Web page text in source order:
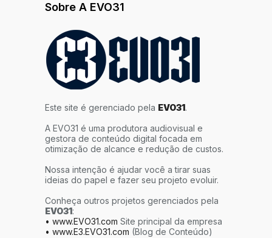
Sobre A EVO31
Este site é gerenciado pela EVO31.
A EVO31 é uma produtora audiovisual e
gestora de conteúdo digital focada em
otimização de alcance e redução de custos.
Nossa intenção é ajudar você a tirar suas
ideias do papel e fazer seu projeto evoluir.
Conheça outros projetos gerenciados pela
EVO31:
• www.EVO31.com Site principal da empresa
• www.E3.EVO31.com (Blog de Conteúdo)